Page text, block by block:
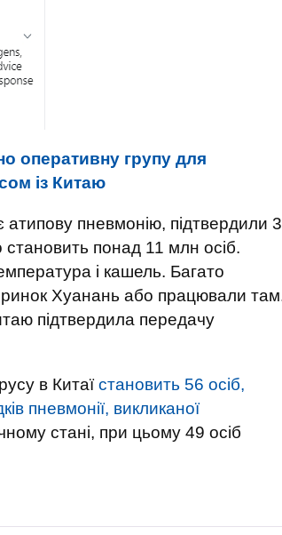
оперативну групу для
із Китаю
пневмонію, підтвердили
становить понад 11 млн осіб.
і кашель. Багато
ринок Хуанань або працювали
підтвердила передачу
в Китаї становить 56 осіб,
пневмонії, викликаної
стані, при цьому 49 осіб